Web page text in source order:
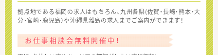
拠点地である福岡の求人はもちろん、九州各県(佐賀・長崎・熊本・大
分・宮崎・鹿児島）や沖縄県離島の求人までご案内ができます！
お仕事相談会無料開催中！